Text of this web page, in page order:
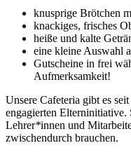
knusprige Brötchen
knackiges, frisches
heiße und kalte
eine kleine Auswahl
Gutscheine in frei
Aufmerksamkeit!
Unsere Cafeteria gibt es
engagierten Elterninitiative.
Lehrer*innen und
zwischendurch brauchen.